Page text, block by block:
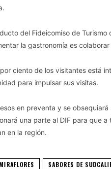
del Fideicomiso de
la gastronomía es
ciento de los visitantes está
para impulsar sus visitas.
en preventa y se
una parte al DIF para que
en la región.
MIRAFLORES SABORES DE